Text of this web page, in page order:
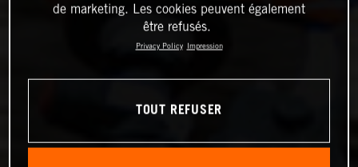
de marketing. Les cookies peuvent également
être refusés.
Privacy Policy Impression
TOUT REFUSER